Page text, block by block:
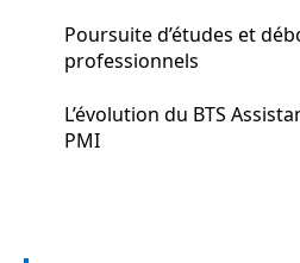
Poursuite d’études et
professionnels
L’évolution du BTS
PMI